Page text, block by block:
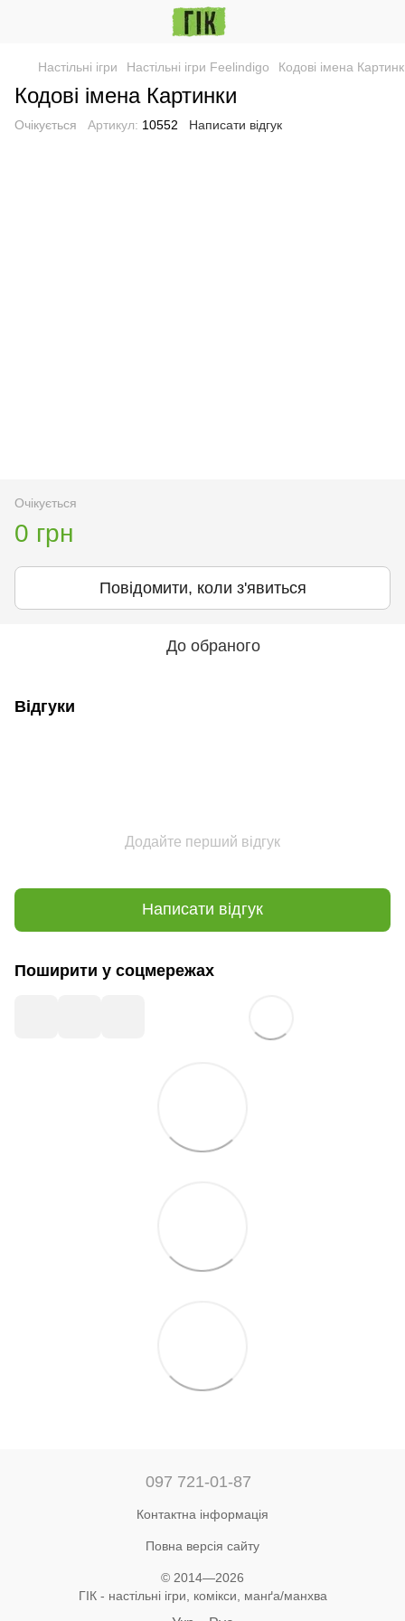
Настільні ігри Настільні ігри Feelindigo Кодові імена
Кодові імена Картинки
Очікується Артикул: 10552 Написати відгук
Очікується
0 грн
Повідомити, коли з'явиться
До обраного
Відгуки
Додайте перший відгук
Написати відгук
Поширити у соцмережах
097 721-01-87
Контактна інформація
Повна версія сайту
© 2014—2026
ГІК - настільні ігри, комікси, манґа/манхва